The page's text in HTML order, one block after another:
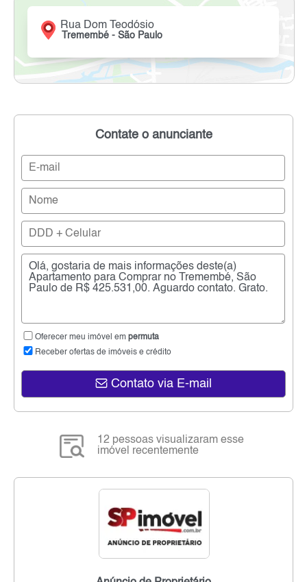
Rua Dom Teodósio
Tremembé - São Paulo
Contate o anunciante
Oferecer meu imóvel em permuta
Receber ofertas de imóveis e crédito
Contato via E-mail
12 pessoas visualizaram esse
imóvel recentemente